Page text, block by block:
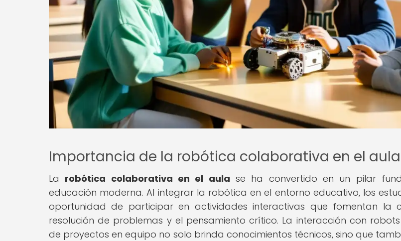
Importancia de la robótica colaborativa en el aula
La robótica colaborativa en el aula se ha convertido en un pilar
educación moderna. Al integrar la robótica en el entorno educativo, los
oportunidad de participar en actividades interactivas que fomentan la
resolución de problemas y el pensamiento crítico. La interacción con
de proyectos en equipo no solo brinda conocimientos técnicos, sino que